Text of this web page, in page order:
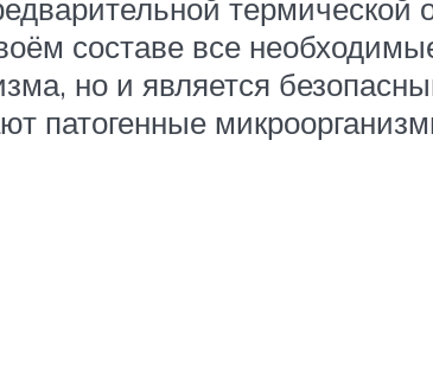
термической
составе все
но и является
патогенные